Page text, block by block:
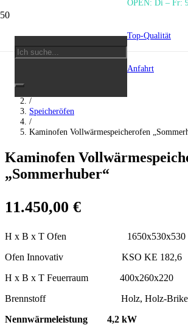
OPEN: Di – Fr:
Top-Qualität
Anfahrt
/
Speicheröfen
/
Kaminofen Vollwärmespeicherofen
Kaminofen
„Sommerhuber“
11.450,00 €
H x B x T Ofen 1650x530x530
Ofen Innovativ KSO KE 182,6
H x B x T Feuerraum 400x260x220
Brennstoff Holz, Holz-
Nennwärmeleistung 4,2 kW